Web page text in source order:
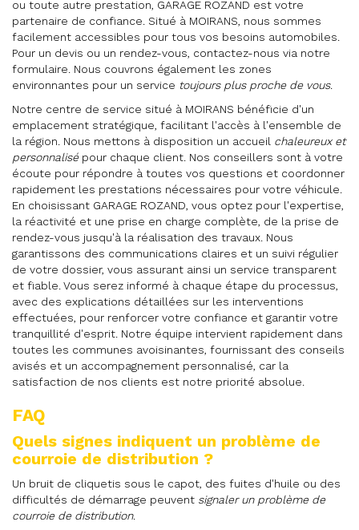
ou toute autre prestation, GARAGE ROZAND est votre
partenaire de confiance. Situé à MOIRANS, nous sommes
facilement accessibles pour tous vos besoins automobiles.
Pour un devis ou un rendez-vous, contactez-nous via notre
formulaire. Nous couvrons également les zones
environnantes pour un service toujours plus proche de vous.
Notre centre de service situé à MOIRANS bénéficie d'un
emplacement stratégique, facilitant l'accès à l'ensemble de
la région. Nous mettons à disposition un accueil chaleureux et
personnalisépour chaque client. Nos conseillers sont à votre
écoute pour répondre à toutes vos questions et coordonner
rapidement les prestations nécessaires pour votre véhicule.
En choisissant GARAGE ROZAND, vous optez pour l'expertise,
la réactivité et une prise en charge complète, de la prise de
rendez-vous jusqu'à la réalisation des travaux. Nous
garantissons des communications claires et un suivi régulier
de votre dossier, vous assurant ainsi un service transparent
et fiable. Vous serez informé à chaque étape du processus,
avec des explications détaillées sur les interventions
effectuées, pour renforcer votre confiance et garantir votre
tranquillité d'esprit. Notre équipe intervient rapidement dans
toutes les communes avoisinantes, fournissant des conseils
avisés et un accompagnement personnalisé, car la
satisfaction de nos clients est notre priorité absolue.
FAQ
Quels signes indiquent un problème de
courroie de distribution ?
Un bruit de cliquetis sous le capot, des fuites d'huile ou des
difficultés de démarrage peuvent signaler un problème de
courroie de distribution.